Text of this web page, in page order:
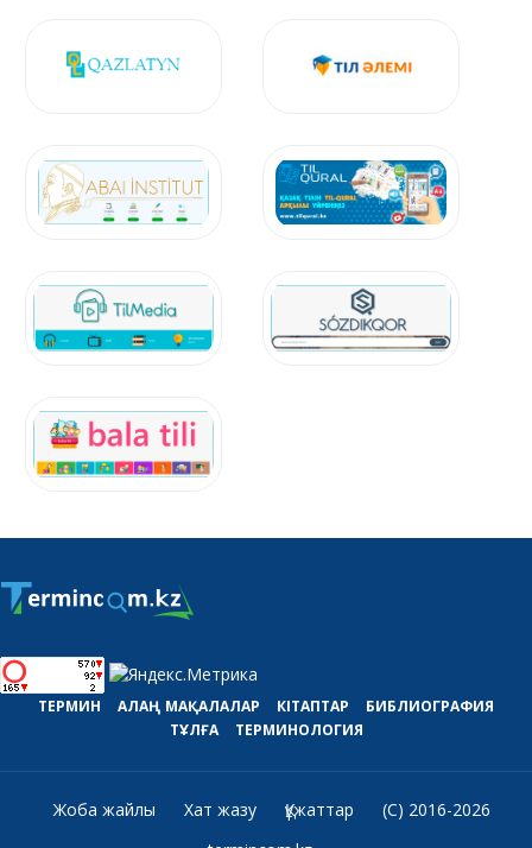
ТЕРМИН АЛАҢ МАҚАЛАЛАР КІТАПТАР
БИБЛИОГРАФИЯ
ТҰЛҒА
ТЕРМИНОЛОГИЯ
Жоба жайлы Хат жазу Құжаттар
(C) 2016-2026